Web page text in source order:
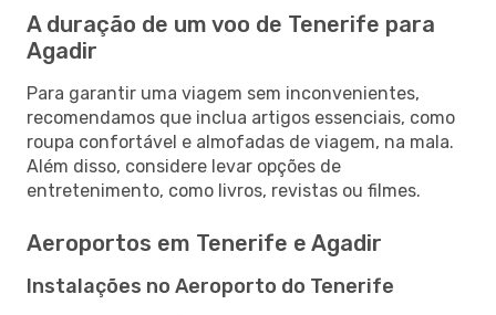
A duração de um voo de Tenerife para
Agadir
Para garantir uma viagem sem inconvenientes,
recomendamos que inclua artigos essenciais, como
roupa confortável e almofadas de viagem, na mala.
Além disso, considere levar opções de
entretenimento, como livros, revistas ou filmes.
Aeroportos em Tenerife e Agadir
Instalações no Aeroporto do Tenerife